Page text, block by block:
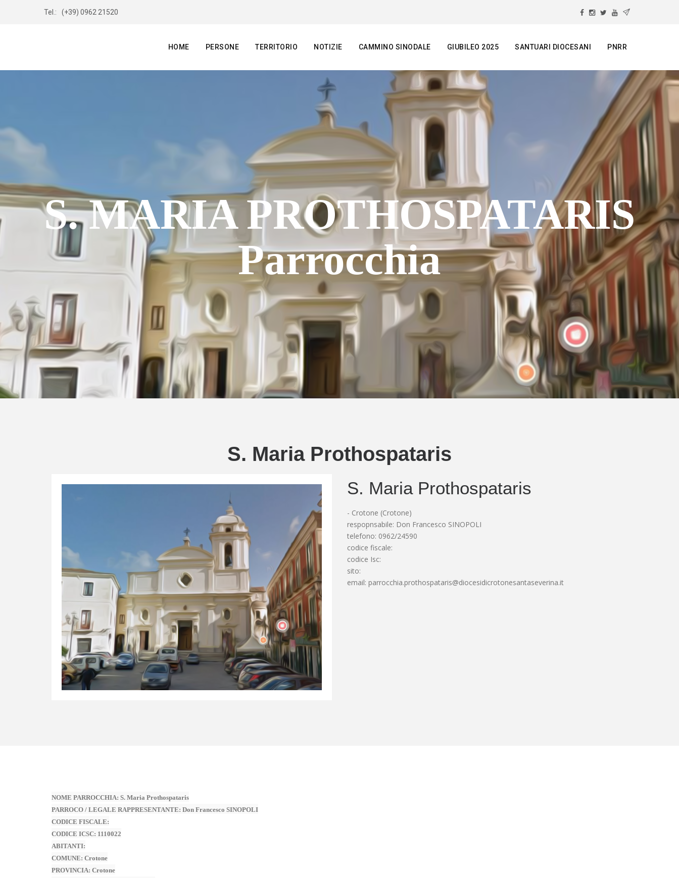
Tel.: (+39) 0962 21520
HOME PERSONE TERRITORIO NOTIZIE CAMMINO SINODALE GIUBILEO 2025 SANTUARI DIOCESANI PNRR
S. MARIA PROTHOSPATARIS
Parrocchia
S. Maria Prothospataris
S. Maria Prothospataris
- Crotone (Crotone)
respopnsabile: Don Francesco SINOPOLI
telefono: 0962/24590
codice fiscale:
codice Isc:
sito:
email: parrocchia.prothospataris@diocesidicrotonesantaseverina.it
NOME PARROCCHIA: S. Maria Prothospataris
PARROCO / LEGALE RAPPRESENTANTE: Don Francesco SINOPOLI
CODICE FISCALE:
CODICE ICSC: 1110022
ABITANTI:
COMUNE: Crotone
PROVINCIA: Crotone